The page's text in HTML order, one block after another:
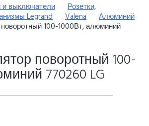
и выключатели
Розетки,
Legrand
Valena
Алюминий
100-1000Вт, алюминий
поворотный 100-
770260 LG